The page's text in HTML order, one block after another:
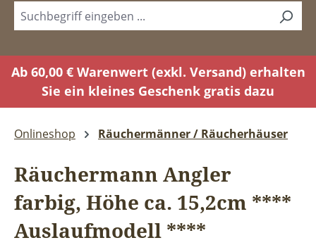
Ab 60,00 € Warenwert (exkl. Versand) erhalten
Sie ein kleines Geschenk gratis dazu
Onlineshop Räuchermänner / Räucherhäuser
Räuchermann Angler
farbig, Höhe ca. 15,2cm ****
Auslaufmodell ****